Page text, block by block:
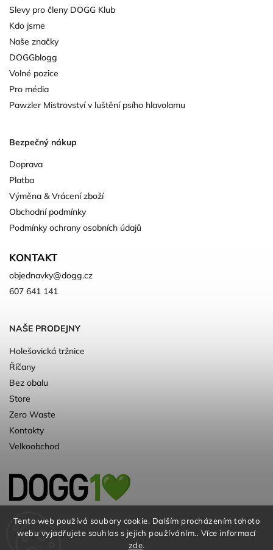
Tento web používá soubory cookie. Dalším procházením tohoto
webu vyjadřujete souhlas s jejich používáním.. Více informací
zde.
Slevy pro členy DOGG Klub
Kdo jsme
Naše značky
DOGGblogg
Volné pozice
Pro média
Pawzler Mistrovství v luštění psího hlavolamu
Bezpečný nákup
Doprava
Platba
Výměna & Vrácení zboží
Obchodní podmínky
Podmínky ochrany osobních údajů
KONTAKT
objednavky@dogg.cz
607 641 141
NAŠE PRODEJNY
Holešovická tržnice
Říčany
Bez obalu
Store
Zero Waste
Kontakty
Velkoobchod
Kvalitní a ♻️eko chovatelské potřeby pro
psy. Už 10 let